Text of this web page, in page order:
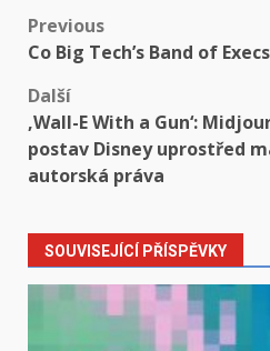
Post
navigation
Previous
Co Big Tech’s Band of
Další
‚Wall-E With a Gun‘:
postav Disney uprostřed
autorská práva
SOUVISEJÍCÍ PŘÍSPĚVKY